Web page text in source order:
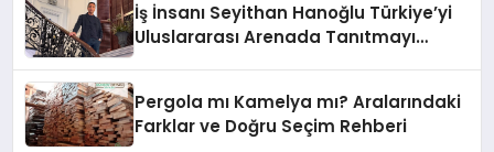
İş İnsanı Seyithan Hanoğlu Türkiye’yi
Uluslararası Arenada Tanıtmayı
Pergola mı Kamelya mı? Aralarındaki
Farklar ve Doğru Seçim Rehberi